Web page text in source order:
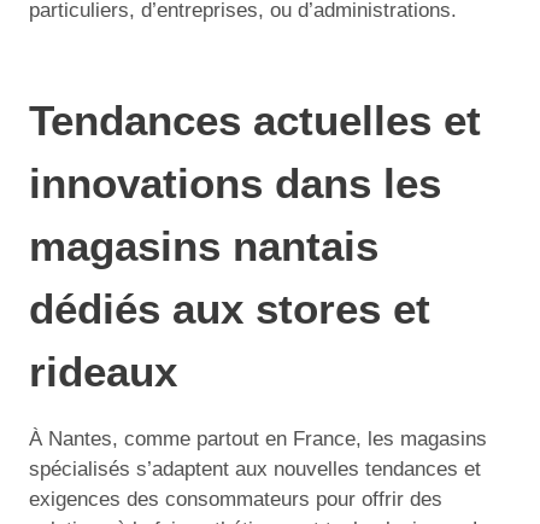
particuliers, d’entreprises, ou d’administrations.
Tendances actuelles et
innovations dans les
magasins nantais
dédiés aux stores et
rideaux
À Nantes, comme partout en France, les magasins
spécialisés s’adaptent aux nouvelles tendances et
exigences des consommateurs pour offrir des